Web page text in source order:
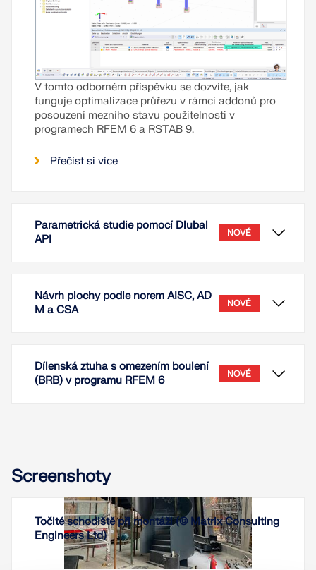
V tomto odborném příspěvku se dozvíte, jak
funguje optimalizace průřezu v rámci addonů pro
posouzení mezního stavu použitelnosti v
programech RFEM 6 a RSTAB 9.
Přečíst si více
Parametrická studie pomocí Dlubal
API
NOVÉ
ukazuje, jak lze pomocí definice globálních
parametrů a Dlubal API provádět automatizované
parametrické studie.
Přečíst si více
Návrh plochy podle norem AISC, AD
M a CSA
NOVÉ
Navrhování povrchů lze provádět v doplňku pro
návrh ocelových konstrukcí a doplňku pro návrh
hliníkových konstrukcí.
Dílenská ztuha s omezením boulení
(BRB) v programu RFEM 6
NOVÉ
Screenshoty
Točité schodiště při montáži (© Matrix Consulting
Engineers Ltd)